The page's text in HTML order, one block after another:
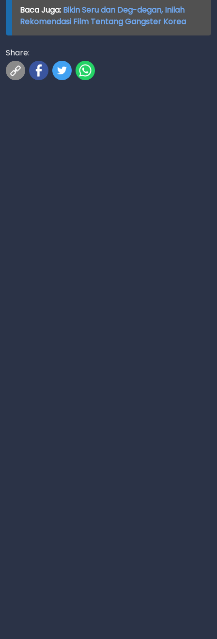
Baca Juga: Bikin Seru dan Deg-degan, Inilah
Rekomendasi Film Tentang Gangster Korea
Share: